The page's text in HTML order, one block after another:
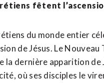
fêtent
du monde entier
de Jésus. Le
la dernière apparition de
où ses disciples le